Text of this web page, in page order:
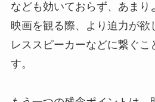
なども効いておらず、あまり
映画を観る際、より迫力が欲
レススピーカーなどに繋ぐこ
す。